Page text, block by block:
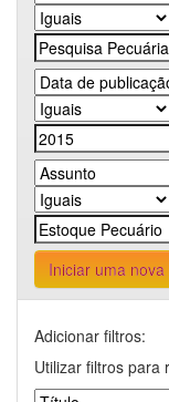
Iniciar uma
Adicionar filtros:
Utilizar filtros para